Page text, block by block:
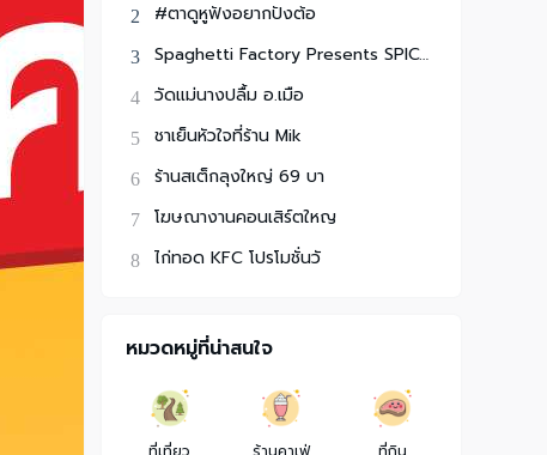
#ตาดูหูฟังอยากปังต้อ
Spaghetti Factory Presents SPICYDISH FRI
วัดแม่นางปลื้ม อ.เมือ
ชาเย็นหัวใจที่ร้าน Mik
ร้านสเต็กลุงใหญ่ 69 บา
โฆษณางานคอนเสิร์ตใหญ
ไก่ทอด KFC โปรโมชั่นวั
หมวดหมู่ที่น่าสนใจ